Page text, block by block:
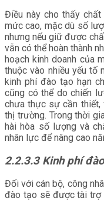
Điều này cho thấy
mức cao, mặc dù số
nhưng nếu giữ được
vẫn có thể hoàn thành
hoạch kinh doanh của
thuộc vào nhiều yếu tố
kinh phí đào tạo hạn
cũng có thể do chiến
chưa thực sự cần thiết,
thị trường. Trong thời
hài hòa số lượng và
nhân lực để nâng cao
2.2.3.3 Kinh phí
Đối với cán bộ, công
đào tạo sẽ được tài trợ